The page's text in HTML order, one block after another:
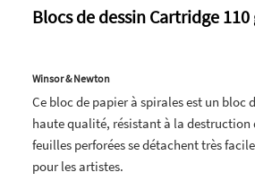
Blocs de dessin Cartridge 110
Winsor & Newton
Ce bloc de papier à spirales est un bloc
haute qualité, résistant à la destruction
feuilles perforées se détachent très
pour les artistes.